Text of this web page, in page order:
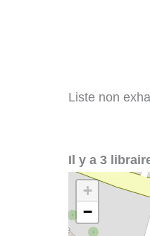
Liste non
Il y a 3
+
−